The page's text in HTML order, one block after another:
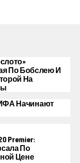
По Бобслею И
На
Начинают
Premier:
По
Цене